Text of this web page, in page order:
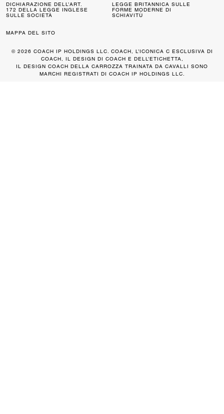
DICHIARAZIONE DELL’ART.
172 DELLA LEGGE INGLESE
SULLE SOCIETÀ
LEGGE BRITANNICA SULLE
FORME MODERNE DI
SCHIAVITÙ
MAPPA DEL SITO
© 2026 COACH IP HOLDINGS LLC. COACH, L’ICONICA C ESCLUSIVA DI
COACH, IL DESIGN DI COACH E DELL’ETICHETTA,
IL DESIGN COACH DELLA CARROZZA TRAINATA DA CAVALLI SONO
MARCHI REGISTRATI DI COACH IP HOLDINGS LLC.